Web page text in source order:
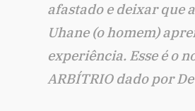
afastado e deixar que
Uhane (o homem)
experiência. Esse é o
ARBÍTRIO dado por